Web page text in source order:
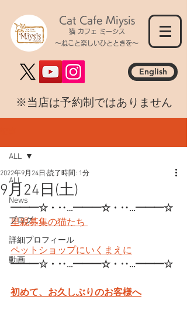
Cat Cafe Miysis
猫 カフェ ミーシス
～ねこと楽しいひとときを～
English
​※当店は予約制ではありません
ALL
News
ブログ
詳細プロフィール
動画
ALL
9月24日(土)
2022年9月24日 読了時間: 1分
━━━☆・‥…━━━☆・‥…━━━☆
里親募集の猫たち
ペットショップにいくまえに
━━━☆・‥…━━━☆・‥…━━━☆
初めて、お久しぶりのお客様へ